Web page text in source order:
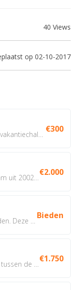
40 Views
op 02-10-2017
€300
€2.000
Bieden
€1.750